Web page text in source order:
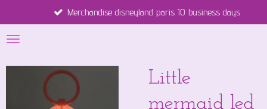
direct
naar
hoofdinhoud
Merchandise disneyland paris 10 business days
Little
mermaid led